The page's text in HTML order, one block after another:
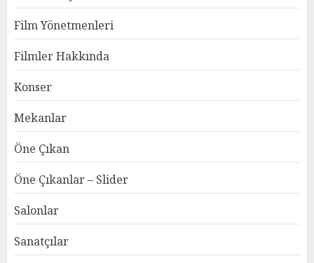
Film Yönetmenleri
Filmler Hakkında
Konser
Mekanlar
Öne Çıkan
Öne Çıkanlar – Slider
Salonlar
Sanatçılar